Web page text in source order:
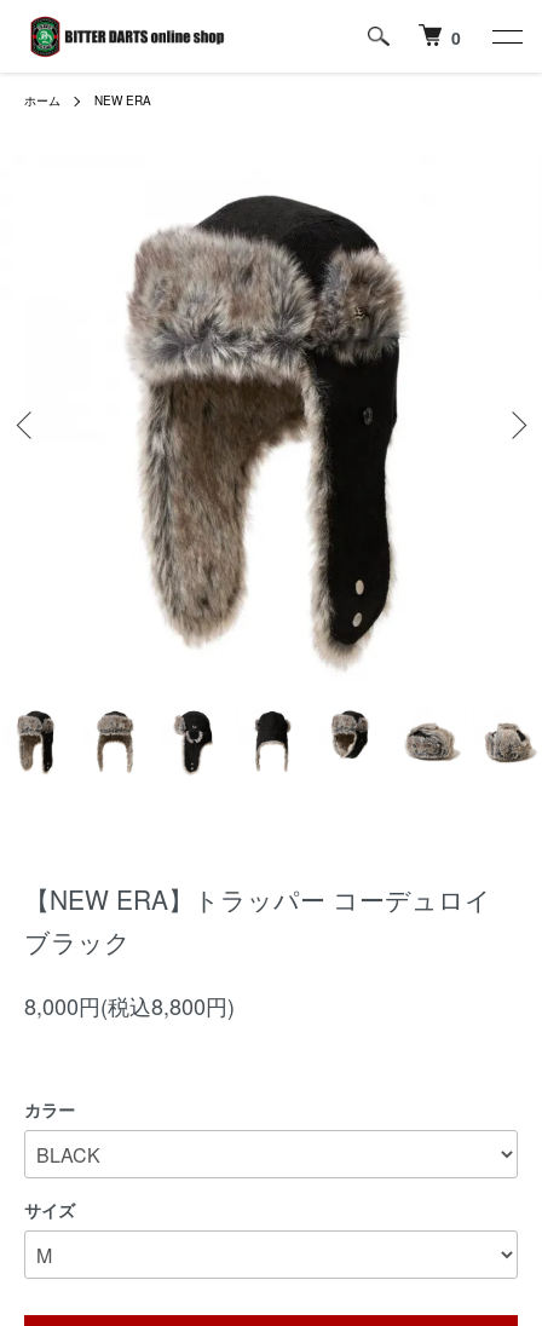
0
ホーム NEW ERA
【NEW ERA】トラッパー コーデュロイ
ブラック
8,000円(税込8,800円)
カラー
サイズ